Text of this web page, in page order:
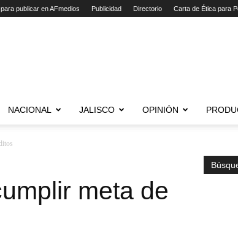
publicar en AFmedios Publicidad Directorio Carta de Ética para
NACIONAL JALISCO OPINIÓN
meta de